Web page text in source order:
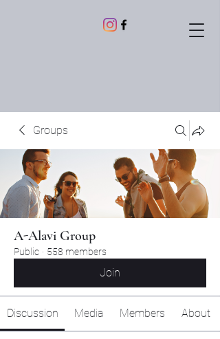
Groups
A-Alavi Group
Public · 558 members
Join
Discussion Media Members About